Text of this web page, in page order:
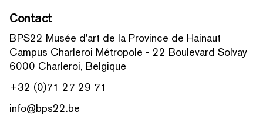
Contact
BPS22 Musée d'art de la Province de Hainaut
Campus Charleroi Métropole - 22 Boulevard Solvay
6000 Charleroi, Belgique
+32 (0)71 27 29 71
info@bps22.be